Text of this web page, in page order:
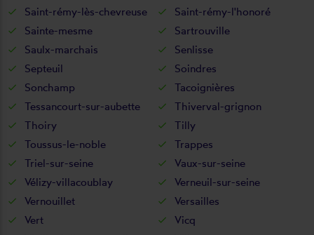
Saint-rémy-lès-chevreuse
Saint-rémy-l'honoré
Sainte-mesme
Sartrouville
Saulx-marchais
Senlisse
Septeuil
Soindres
Sonchamp
Tacoignières
Tessancourt-sur-aubette
Thiverval-grignon
Thoiry
Tilly
Toussus-le-noble
Trappes
Triel-sur-seine
Vaux-sur-seine
Vélizy-villacoublay
Verneuil-sur-seine
Vernouillet
Versailles
Vert
Vicq